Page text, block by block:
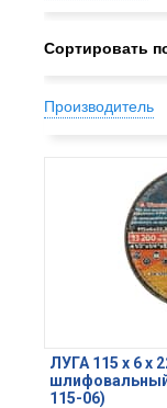
Сортировать
Производитель
ЛУГА 115 х 6 х
115-06)